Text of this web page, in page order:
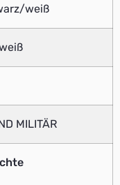
weiß
MILITÄR